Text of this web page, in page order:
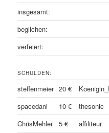
insgesamt:
beglichen:
verfeiert:
SCHULDEN:
steffenmeier 20 €
spacedani
10 € thesonic
ChrisMehler
5 € affiliteur